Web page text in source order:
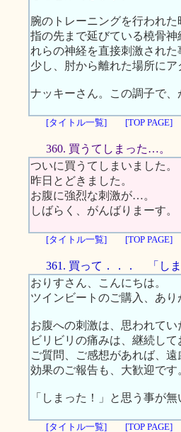
腕のトレーニングを行われ
指の先まで延びている橈骨
れらの神経を直接刺激された
少し、肘から離れた場所に
ナッキーさん。この調子で、
[タイトル一覧] [TOP PAGE]
360. 買うてしまった…。
ついに買うてしまいました。
昨日とどきました。
お腹に強烈な刺激が…。
しばらく、がんばりまーす。
[タイトル一覧] [TOP PAGE]
361. 買って．．． 「し
おりすさん、こんにちは。
ツインビートのご購入、あり
お腹への刺激は、思われて
ビリビリの痛みは、継続し
ご質問、ご感想があれば、遠
効果のご報告も、大歓迎です
「しまった！」と思う事が
[タイトル一覧] [TOP PAGE]